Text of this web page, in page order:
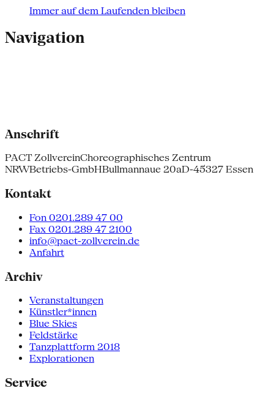
Immer auf dem Laufenden bleiben
Navigation
Anschrift
PACT ZollvereinChoreographisches Zentrum
NRWBetriebs-GmbHBullmannaue 20aD-45327 Essen
Kontakt
Fon 0201.289 47 00
Fax 0201.289 47 2100
info@pact-zollverein.de
Anfahrt
Archiv
Veranstaltungen
Künstler*innen
Blue Skies
Feldstärke
Tanzplattform 2018
Explorationen
Service